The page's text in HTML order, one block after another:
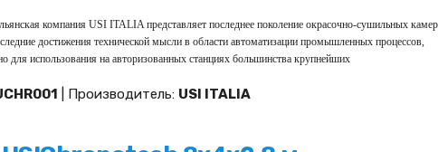
компания USI ITALIA представляет последнее поколение окрасочно-сушильных камер
достижения технической мысли в области автоматизации промышленных процессов,
для использования на авторизованных станциях большинства крупнейших
| Производитель: USI ITALIA